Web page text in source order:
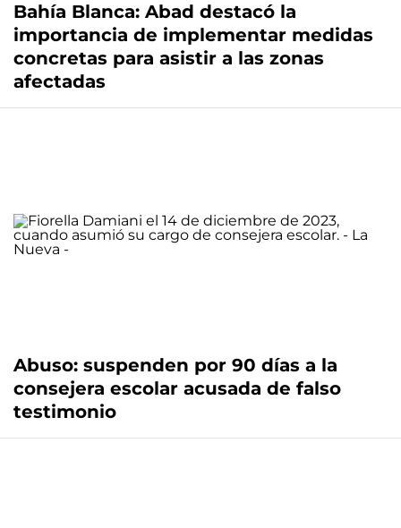
Bahía Blanca: Abad destacó la
importancia de implementar medidas
concretas para asistir a las zonas
afectadas
Abuso: suspenden por 90 días a la
consejera escolar acusada de falso
testimonio